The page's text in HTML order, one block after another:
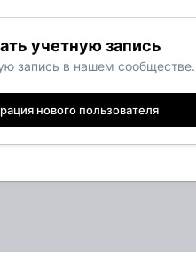
учетную запись
запись в нашем
нового пользователя